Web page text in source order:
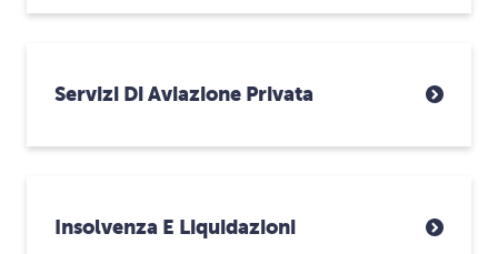
Servizi Di Aviazione Privata
Insolvenza E Liquidazioni